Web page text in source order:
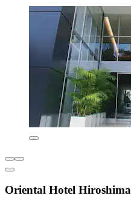
Oriental Hotel Hiroshima